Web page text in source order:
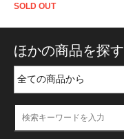
SOLD OUT
ほかの商品を探す